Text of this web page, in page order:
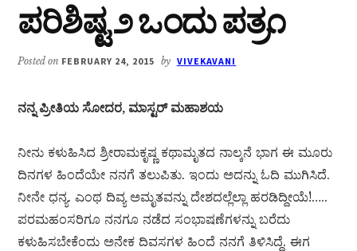
ಪರಿಶಿಷ್ಟ ೨ ಒಂದು ಪತ್ರ೧
Posted on FEBRUARY 24, 2015 by VIVEKAVANI
ನನ್ನ ಪ್ರೀತಿಯ ಸೋದರ, ಮಾಸ್ಟರ್ ಮಹಾಶಯ
ನೀನು ಕಳುಹಿಸಿದ ಶ್ರೀರಾಮಕೃಷ್ಣ ಕಥಾಮೃತದ ನಾಲ್ಕನೆ ಭಾಗ ಈ ಮೂರು
ದಿನಗಳ ಹಿಂದೆಯೇ ನನಗೆ ತಲುಪಿತು. ಇಂದು ಅದನ್ನು ಓದಿ ಮುಗಿಸಿದೆ.
ನೀನೇ ಧನ್ಯ. ಎಂಥ ದಿವ್ಯ ಅಮೃತವನ್ನು ದೇಶದಲ್ಲೆಲ್ಲಾ ಹರಡಿದ್ದೀಯೆ!…..
ಪರಮಹಂಸರಿಗೂ ನನಗೂ ನಡೆದ ಸಂಭಾಷಣೆಗಳನ್ನು ಬರೆದು
ಕಳುಹಿಸಬೇಕೆಂದು ಅನೇಕ ದಿವಸಗಳ ಹಿಂದೆ ನನಗೆ ತಿಳಿಸಿದ್ದೆ. ಈಗ